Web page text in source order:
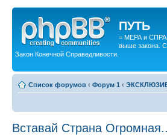
ПУТЬ
= МЕРА и
выше закона.
Закон Конечной Справедливости.
Список форумов ‹ Форум 1 ‹
Вставай Страна